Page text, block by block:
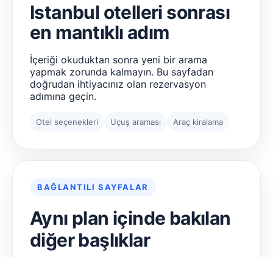
Istanbul otelleri sonrası
en mantıklı adım
İçeriği okuduktan sonra yeni bir arama
yapmak zorunda kalmayın. Bu sayfadan
doğrudan ihtiyacınız olan rezervasyon
adımına geçin.
Otel seçenekleri Uçuş araması Araç kiralama
BAĞLANTILI SAYFALAR
Aynı plan içinde bakılan
diğer başlıklar